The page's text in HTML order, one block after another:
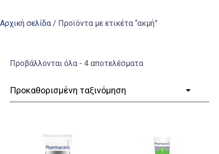
Αρχική σελίδα / Προϊόντα με ετικέτα “ακμή”
Προβάλλονται όλα - 4 αποτελέσματα